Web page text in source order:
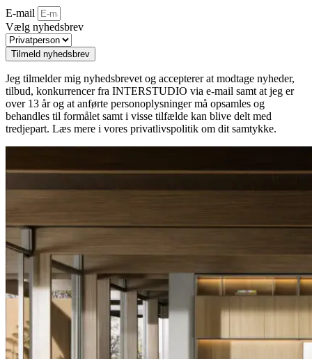
E-mail
Vælg nyhedsbrev
Tilmeld nyhedsbrev
Jeg tilmelder mig nyhedsbrevet og accepterer at modtage nyheder,
tilbud, konkurrencer fra INTERSTUDIO via e-mail samt at jeg er
over 13 år og at anførte personoplysninger må opsamles og
behandles til formålet samt i visse tilfælde kan blive delt med
tredjepart. Læs mere i vores privatlivspolitik om dit samtykke.